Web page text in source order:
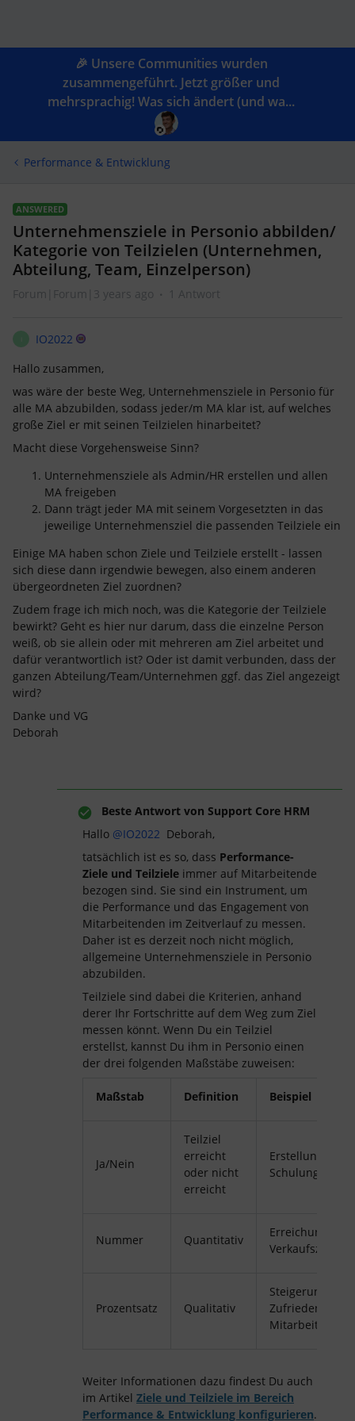
🎉 Unsere Communities wurden
zusammengeführt. Jetzt größer und
mehrsprachig! Was sich ändert (und wa...
Performance & Entwicklung
ANSWERED
Unternehmensziele in Personio abbilden/
Kategorie von Teilzielen (Unternehmen,
Abteilung, Team, Einzelperson)
Forum|Forum|3 years ago 1 Antwort
IO2022
Hallo zusammen,
was wäre der beste Weg, Unternehmensziele in Personio für
alle MA abzubilden, sodass jeder/m MA klar ist, auf welches
große Ziel er mit seinen Teilzielen hinarbeitet?
Macht diese Vorgehensweise Sinn?
Unternehmensziele als Admin/HR erstellen und allen
MA freigeben
Dann trägt jeder MA mit seinem Vorgesetzten in das
jeweilige Unternehmensziel die passenden Teilziele ein
Einige MA haben schon Ziele und Teilziele erstellt - lassen
sich diese dann irgendwie bewegen, also einem anderen
übergeordneten Ziel zuordnen?
Zudem frage ich mich noch, was die Kategorie der Teilziele
bewirkt? Geht es hier nur darum, dass die einzelne Person
weiß, ob sie allein oder mit mehreren am Ziel arbeitet und
dafür verantwortlich ist? Oder ist damit verbunden, dass der
ganzen Abteilung/Team/Unternehmen ggf. das Ziel angezeigt
wird?
Danke und VG
Deborah
Beste Antwort von Support Core HRM
Hallo @IO2022 Deborah,
tatsächlich ist es so, dass Performance-
Ziele und Teilziele immer auf Mitarbeitende
bezogen sind. Sie sind ein Instrument, um
die Performance und das Engagement von
Mitarbeitenden im Zeitverlauf zu messen.
Daher ist es derzeit noch nicht möglich,
allgemeine Unternehmensziele in Personio
abzubilden.
Teilziele sind dabei die Kriterien, anhand
derer Ihr Fortschritte auf dem Weg zum Ziel
messen könnt. Wenn Du ein Teilziel
erstellst, kannst Du ihm in Personio einen
der drei folgenden Maßstäbe zuweisen:
Maßstab Definition Beispiel
Ja/Nein
Teilziel
erreicht
oder nicht
erreicht
Erstellung
Nummer Quantitativ
Erreichung
Verkaufsziels
Prozentsatz Qualitativ
Steigerung der
Zufriedenheit
Mitarbeitenden
Weiter Informationen dazu findest Du auch
im Artikel Ziele und Teilziele im Bereich
Performance & Entwicklung konfigurieren.